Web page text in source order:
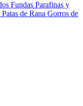
Fundas Parafinas y
Patas de Rana Gorros de